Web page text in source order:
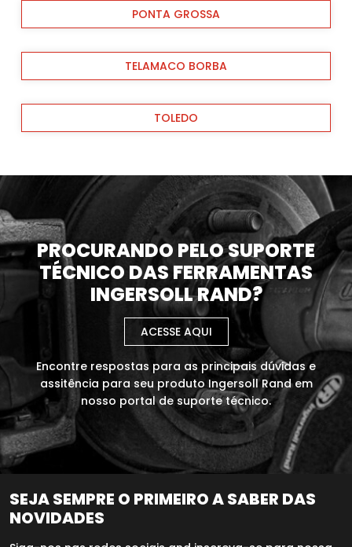
PONTA GROSSA
TELAMACO BORBA
TOLEDO
PROCURANDO PELO SUPORTE
TÉCNICO DAS FERRAMENTAS
INGERSOLL RAND?
ACESSE AQUI
Encontre respostas para as principais dúvidas e
assitência para seu produto Ingersoll Rand em
nosso portal de suporte técnico.
SEJA SEMPRE O PRIMEIRO A SABER DAS
NOVIDADES